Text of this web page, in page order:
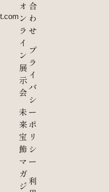
オ
ン
ラ
イ
ン
展
示
会
未
来
宝
飾
マ
ガ
ジ
合
わ
せ
プ
ラ
イ
バ
シ
ー
ポ
リ
シ
ー
利